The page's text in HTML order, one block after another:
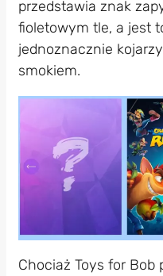
przedstawia znak
fioletowym tle, a jest
jednoznacznie
smokiem.
Chociaż Toys for Bob